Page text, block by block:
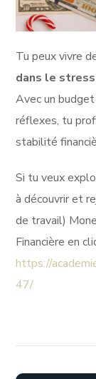
Tu peux vivre
dans le
Avec un
réflexes, tu
stabilité
Si tu veux
à découvrir et
de travail)
Financière en
https://
47/